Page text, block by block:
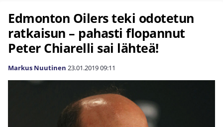
Edmonton Oilers teki odotetun
ratkaisun – pahasti flopannut
Peter Chiarelli sai lähteä!
Markus Nuutinen 23.01.201909:11